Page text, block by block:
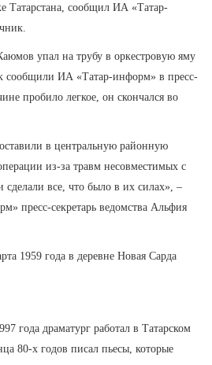
Татарстана, сообщил ИА «Татар-
упал на трубу в оркестровую яму
сообщили ИА «Татар-информ» в пресс-
пробило легкое, он скончался во
в центральную районную
из-за травм несовместимых с
все, что было в их силах», –
пресс-секретарь ведомства Альфия
1959 года в деревне Новая Сарда
года драматург работал в Татарском
80-х годов писал пьесы, которые